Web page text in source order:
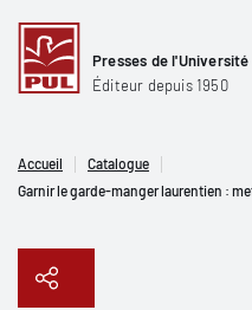
Presses de
Éditeur depuis 1950
Accueil
Catalogue
Garnir le garde-manger laurentien :